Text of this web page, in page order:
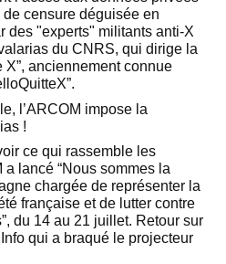
censure déguisée en
des "experts" militants anti-X
du CNRS, qui dirige la
X”, anciennement connue
l’ARCOM impose la
!
ce qui rassemble les
a lancé “Nous sommes la
chargée de représenter la
française et de lutter contre
du 14 au 21 juillet. Retour sur
qui a braqué le projecteur